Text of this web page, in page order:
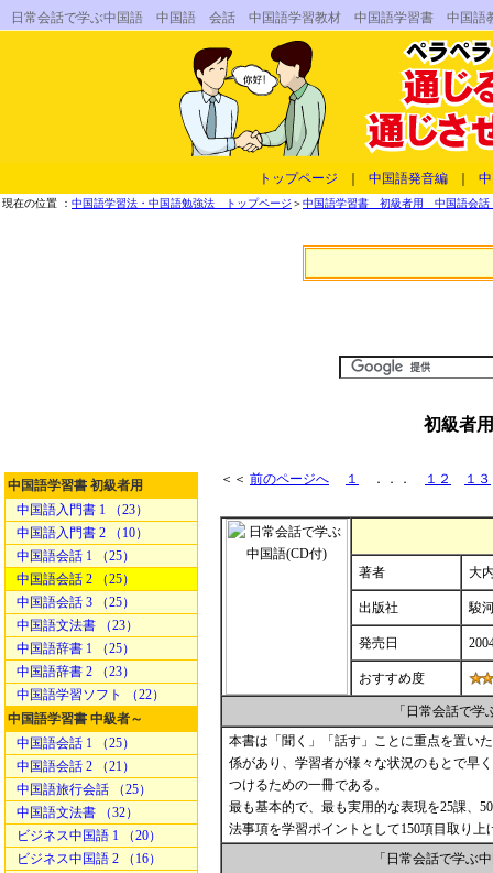
日常会話で学ぶ中国語 中国語 会話 中国語学習教材 中国語学習書 中国
トップページ 中国語発音編
現在の位置 ： 中国語学習法・中国語勉強法 トップページ ＞中国語学習書 初級者用 中国語会話
初級者
中国語学習書 初級者用
中国語入門書 1 （23）
中国語入門書 2 （10）
中国語会話 1 （25）
中国語会話 2 （25）
中国語会話 3 （25）
中国語文法書 （23）
中国語辞書 1 （25）
中国語辞書 2 （23）
中国語学習ソフト （22）
中国語学習書 中級者～
中国語会話 1 （25）
中国語会話 2 （21）
中国語旅行会話 （25）
中国語文法書 （32）
ビジネス中国語 1 （20）
ビジネス中国語 2 （16）
＜＜ 前のページへ １ ．．． １２ １３
著者 大
出版社 駿
発売日
おすすめ度
「日常会話で
本書は「聞く」「話す」ことに重点を置い
係があり、学習者が様々な状況のもとで早
つけるための一冊である。
最も基本的で、最も実用的な表現を25課、
法事項を学習ポイントとして150項目取り上
「日常会話で学ぶ